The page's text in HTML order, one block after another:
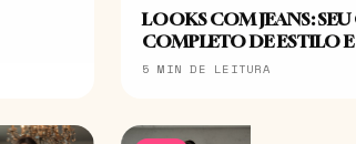
LOOKS COM JEANS:
COMPLETO DE ESTILO
5 MIN DE LEITURA